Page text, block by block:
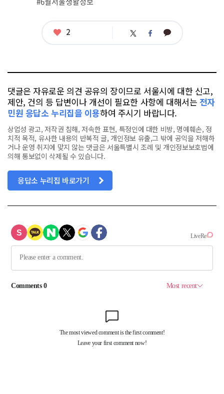
태
좋
2 트 페 카
댓글은 자유로운 의견 공유의 장이므로 서울시에 대한 신고,
제안, 건의 등 답변이나 개선이 필요한 사항에 대해서는 전자
민원 응답소 누리집을 이용하여 주시기 바랍니다.
상업성 광고, 저작권 침해, 저속한 표현, 특정인에 대한 비방, 명예훼손, 정
치적 목적, 유사한 내용의 반복적 글, 개인정보 유출,그 밖에 공익을 저해하
거나 운영 취지에 맞지 않는 댓글은 서울특별시 조례 및 개인정보보호법에
의해 통보없이 삭제될 수 있습니다.
응답소 누리집 바로가기